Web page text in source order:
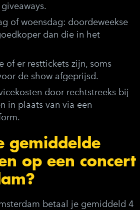
of woensdag: doordeweekse
dan die in het
of er resttickets zijn, soms
de show afgeprijsd.
door rechtstreeks bij
in plaats van via een
gemiddelde
op een concert
betaal je gemiddeld 4